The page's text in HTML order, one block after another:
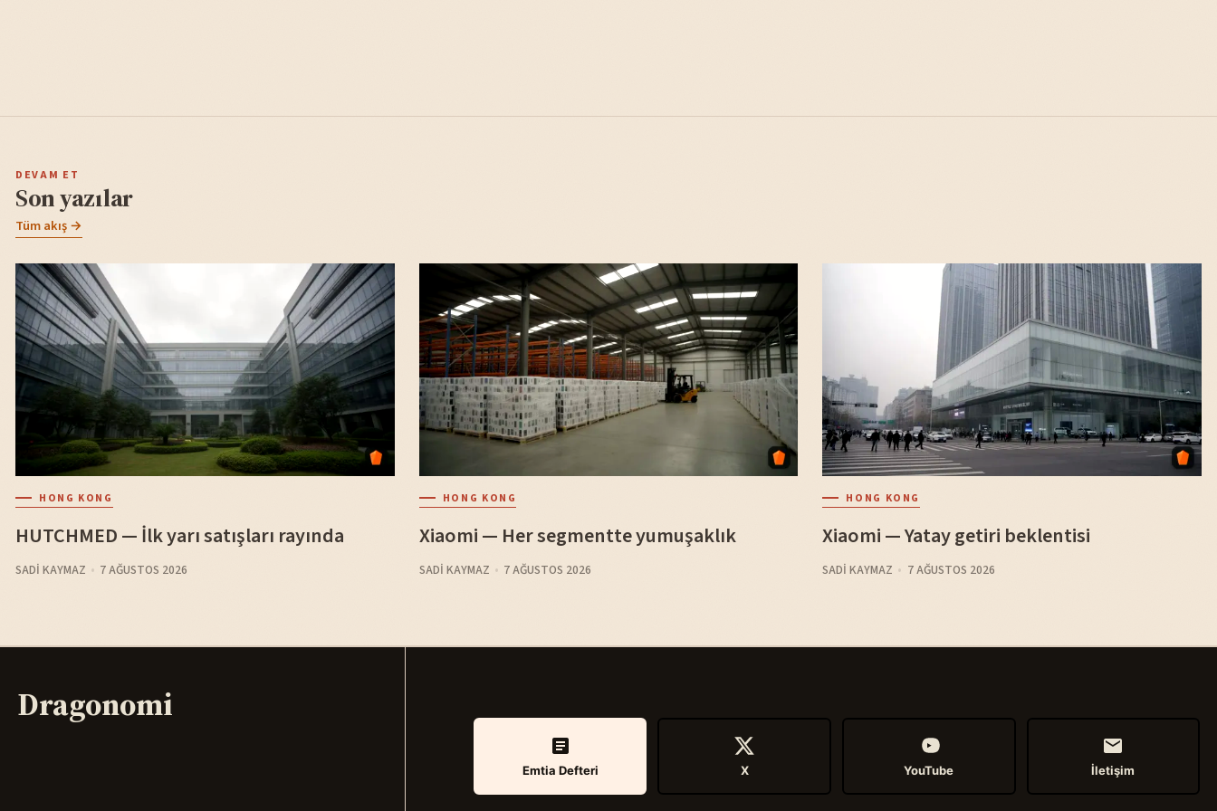
DEVAM ET
Son yazılar
Tüm akış →
HONG KONG
HUTCHMED — İlk yarı satışları rayında
SADI KAYMAZ 7 AĞUSTOS 2026
HONG KONG
Xiaomi — Her segmentte yumuşaklık
SADI KAYMAZ 7 AĞUSTOS 2026
HONG KONG
Xiaomi — Yatay getiri beklentisi
SADI KAYMAZ 7 AĞUSTOS 2026
Dragonomi
Emtia Defteri X YouTube İletişim